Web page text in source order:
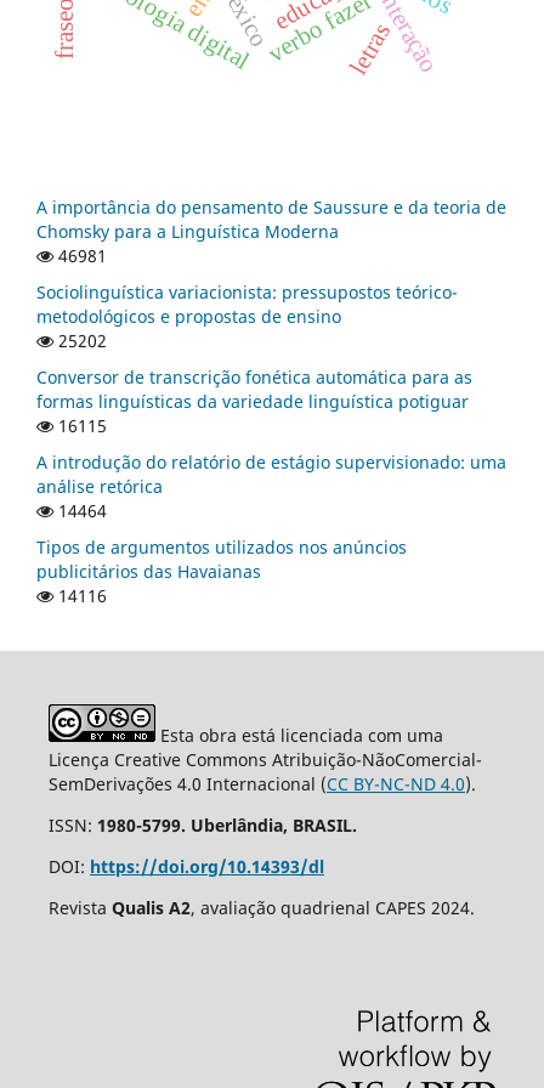
interação
verbo fazer
léxico letras
A importância do pensamento de Saussure e da teoria de
Chomsky para a Linguística Moderna
46981
Sociolinguística variacionista: pressupostos teórico-
metodológicos e propostas de ensino
25202
Conversor de transcrição fonética automática para as
formas linguísticas da variedade linguística potiguar
16115
A introdução do relatório de estágio supervisionado: uma
análise retórica
14464
Tipos de argumentos utilizados nos anúncios
publicitários das Havaianas
14116
Esta obra está licenciada com uma
Licença Creative Commons Atribuição-NãoComercial-
SemDerivações 4.0 Internacional (CC BY-NC-ND 4.0).
ISSN: 1980-5799. Uberlândia, BRASIL.
DOI: https://doi.org/10.14393/dl
Revista Qualis A2, avaliação quadrienal CAPES 2024.